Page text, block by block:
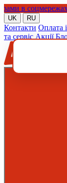
в соцмережах та
UK RU
Контакти Оплата
та сервіс Акції